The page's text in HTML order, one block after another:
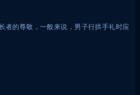
者的尊敬，一般来说，男子行拱手礼时应